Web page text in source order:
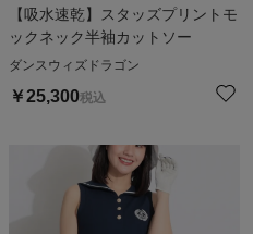
【吸水速乾】スタッズプリントモ
ックネック半袖カットソー
ダンスウィズドラゴン
￥25,300税込